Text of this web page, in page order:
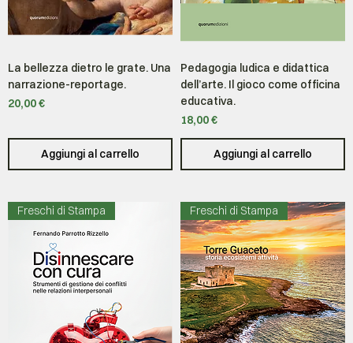
La bellezza dietro le grate. Una
narrazione-reportage.
Prezzo
20,00 €
Aggiungi al carrello
Pedagogia ludica e didattica
dell’arte. Il gioco come officina
educativa.
Prezzo
18,00 €
Aggiungi al carrello
Freschi di Stampa Freschi di Stampa